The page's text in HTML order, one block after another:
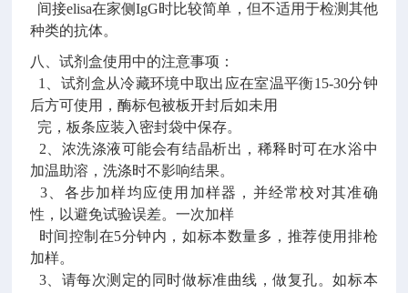
间接elisa在家侧IgG时比较简单，但不适用于检测其他
种类的抗体。
八、试剂盒使用中的注意事项：
1、试剂盒从冷藏环境中取出应在室温平衡15-30分钟
后方可使用，酶标包被板开封后如未用
完，板条应装入密封袋中保存。
2、浓洗涤液可能会有结晶析出，稀释时可在水浴中
加温助溶，洗涤时不影响结果。
3、各步加样均应使用加样器，并经常校对其准确
性，以避免试验误差。一次加样
时间控制在5分钟内，如标本数量多，推荐使用排枪
加样。
3、请每次测定的同时做标准曲线，做复孔。如标本